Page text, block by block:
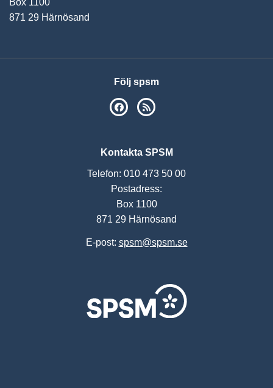
Box 1100
871 29 Härnösand
Följ spsm
SPSM på Facebook
Kontakta SPSM
Telefon: 010 473 50 00
Postadress:
Box 1100
871 29 Härnösand
E-post: spsm@spsm.se